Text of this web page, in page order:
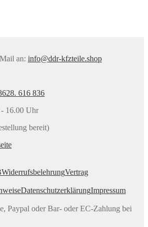
an: info@ddr-kfzteile.shop
616 836
16.00 Uhr
bereit)
WiderrufsbelehrungVertrag
DatenschutzerklärungImpressum
Paypal oder Bar- oder EC-Zahlung bei